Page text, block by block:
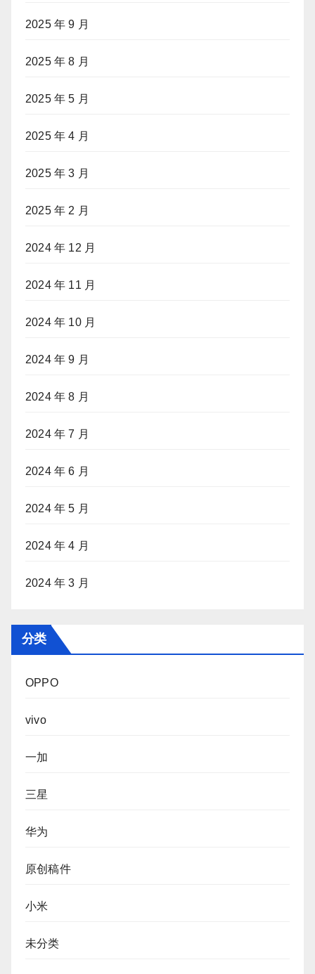
2025 年 9 月
2025 年 8 月
2025 年 5 月
2025 年 4 月
2025 年 3 月
2025 年 2 月
2024 年 12 月
2024 年 11 月
2024 年 10 月
2024 年 9 月
2024 年 8 月
2024 年 7 月
2024 年 6 月
2024 年 5 月
2024 年 4 月
2024 年 3 月
分类
OPPO
vivo
一加
三星
华为
原创稿件
小米
未分类